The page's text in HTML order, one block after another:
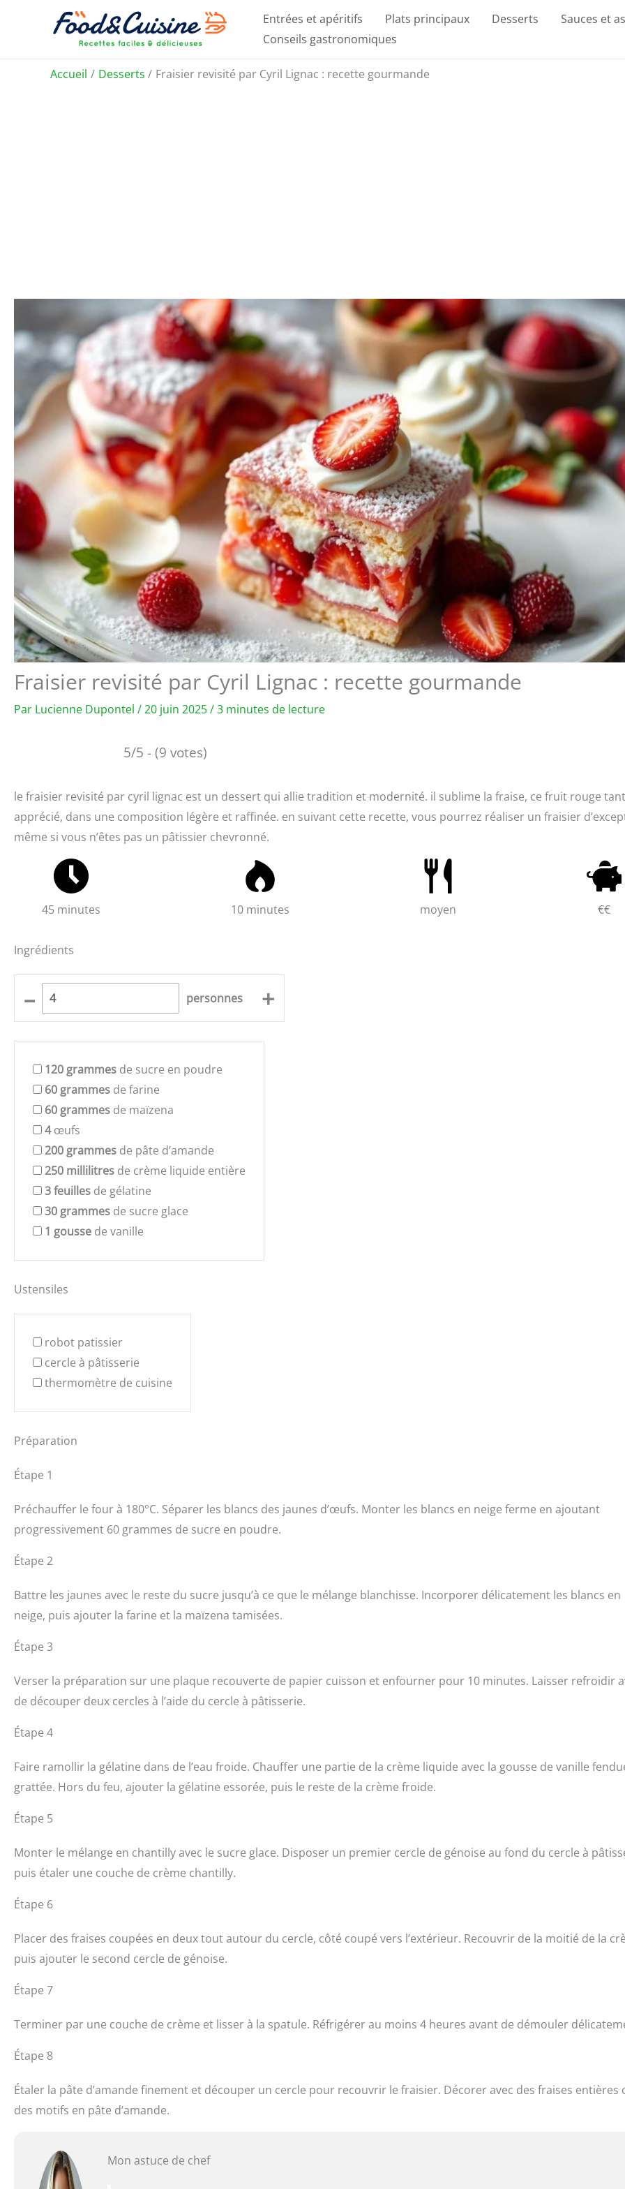
Entrées et apéritifs Plats principaux Desserts Sauces et
Conseils gastronomiques
Accueil Desserts Fraisier revisité par Cyril Lignac : recette gourmande
Fraisier revisité par Cyril Lignac : recette gourmande
Par Lucienne Dupontel /20 juin 2025/3 minutes de lecture
5/5 - (9 votes)
le fraisier revisité par cyril lignac est un dessert qui allie tradition et modernité. il sublime la fraise, ce fruit rouge tant
apprécié, dans une composition légère et raffinée. en suivant cette recette, vous pourrez réaliser un fraisier
même si vous n’êtes pas un pâtissier chevronné.
45 minutes 10 minutes moyen €€
Ingrédients
– personnes +
120 grammes de sucre en poudre
60 grammes de farine
60 grammes de maïzena
4œufs
200 grammes de pâte d’amande
250 millilitres de crème liquide entière
3feuilles de gélatine
30 grammes de sucre glace
1 gousse de vanille
Ustensiles
robot patissier
cercle à pâtisserie
thermomètre de cuisine
Préparation
Étape 1
Préchauffer le four à 180°C. Séparer les blancs des jaunes d’œufs. Monter les blancs en neige ferme en ajoutant
progressivement 60 grammes de sucre en poudre.
Étape 2
Battre les jaunes avec le reste du sucre jusqu’à ce que le mélange blanchisse. Incorporer délicatement les blancs en
neige, puis ajouter la farine et la maïzena tamisées.
Étape 3
Verser la préparation sur une plaque recouverte de papier cuisson et enfourner pour 10 minutes. Laisser refroidir
de découper deux cercles à l’aide du cercle à pâtisserie.
Étape 4
Faire ramollir la gélatine dans de l’eau froide. Chauffer une partie de la crème liquide avec la gousse de vanille
grattée. Hors du feu, ajouter la gélatine essorée, puis le reste de la crème froide.
Étape 5
Monter le mélange en chantilly avec le sucre glace. Disposer un premier cercle de génoise au fond du cercle à
puis étaler une couche de crème chantilly.
Étape 6
Placer des fraises coupées en deux tout autour du cercle, côté coupé vers l’extérieur. Recouvrir de la moitié de la
puis ajouter le second cercle de génoise.
Étape 7
Terminer par une couche de crème et lisser à la spatule. Réfrigérer au moins 4 heures avant de démouler
Étape 8
Étaler la pâte d’amande finement et découper un cercle pour recouvrir le fraisier. Décorer avec des fraises entières
des motifs en pâte d’amande.
Mon astuce de chef